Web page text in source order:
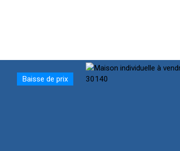
Baisse de prix